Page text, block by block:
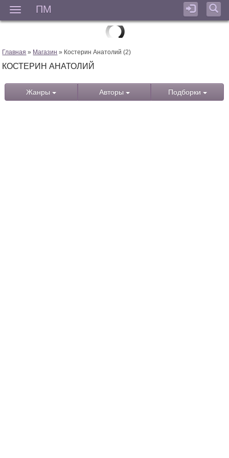
ПМ
Главная » Магазин » Костерин Анатолий (2)
КОСТЕРИН АНАТОЛИЙ
Жанры Авторы Подборки